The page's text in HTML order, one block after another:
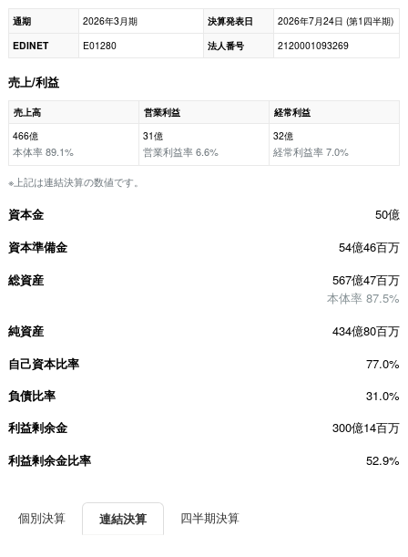
通期 2026年3月期 決算発表日
2026年7月24日 (第1四半期)
EDINET
E01280 法人番号 2120001093269
売上/利益
売上高 営業利益
経常利益
466億
本体率 89.1%
31億
営業利益率 6.6%
32億
経常利益率 7.0%
※上記は連結決算の数値です。
資本金
50億
資本準備金
54億46百万
総資産
567億47百万
本体率 87.5%
純資産
434億80百万
自己資本比率
77.0%
負債比率
31.0%
利益剰余金
300億14百万
利益剰余金比率
52.9%
個別決算 連結決算 四半期決算